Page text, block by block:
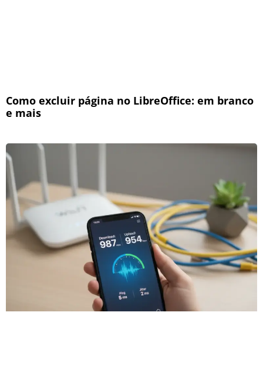
Como excluir página no LibreOffice: em branco
e mais